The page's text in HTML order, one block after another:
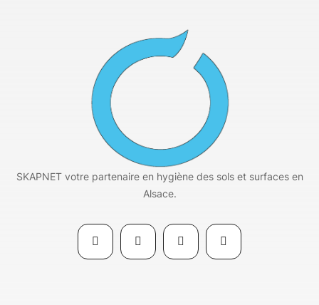
SKAPNET votre partenaire en hygiène des sols et surfaces en
Alsace.